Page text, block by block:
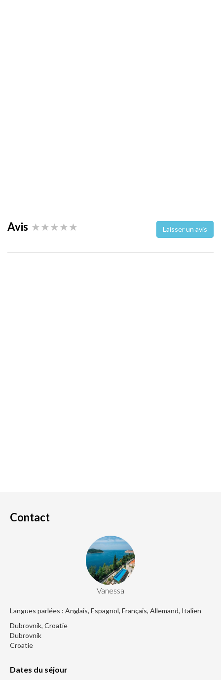
Avis Laisser un avis
Contact
Vanessa
Langues parlées : Anglais, Espagnol, Français, Allemand, Italien
Dubrovnik, Croatie
Dubrovnik
Croatie
Dates du séjour